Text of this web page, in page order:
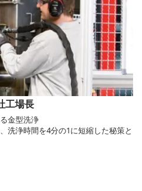
工場長
金型洗浄
洗浄時間を4分の1に短縮した秘策と